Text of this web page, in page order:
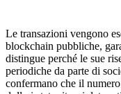
Le transazioni vengono
blockchain pubbliche,
distingue perché le sue
periodiche da parte di
confermano che il